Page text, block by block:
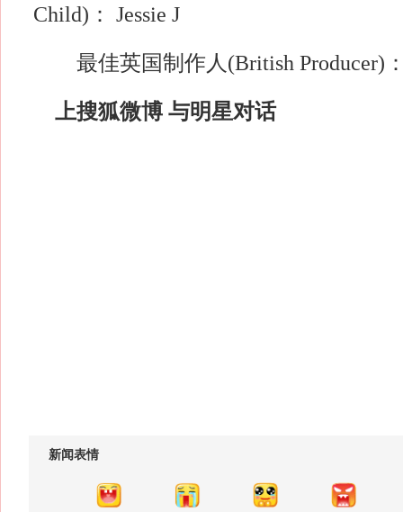
Child)： Jessie J
最佳英国制作人(British Producer)：
上搜狐微博 与明星对话
新闻表情